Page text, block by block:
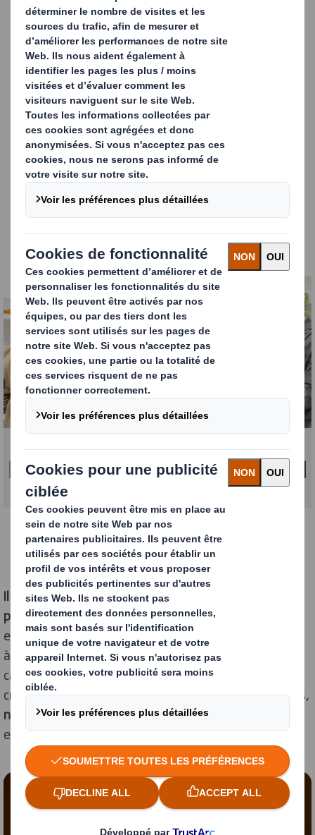
Analyser l'évolution des comportements des
consommateurset les attentes du secteur de la
distribution.
Aborder les enjeux et les risques complexes
collaboration avec des experts en développement
durable, en législation et en chaîne
d'approvisionnement.
Comprendre comment les emballages et les
supports PLV peuvent vous aider
vos objectifs et à obtenir des résultats.
Carousel. Use previous and next buttons to move
Cliquez pour agrandir l’image
CONTACTEZ-NOUS
Il est temps pour vous de découvrir à quel point le
packaging peut influencer votre activité.
et nos espaces physiques, virtuels et hybrides offrent
à votre équipe une multitude d'expériences
captivantes, inspirantes et immersives. Grâce à la co-
création, à l'écoute active et sans rien tenir pour acquis,
nous réfléchissonsensemble,nous découvrons
ensemble etnous créonsensemble.
Contenu bloqué